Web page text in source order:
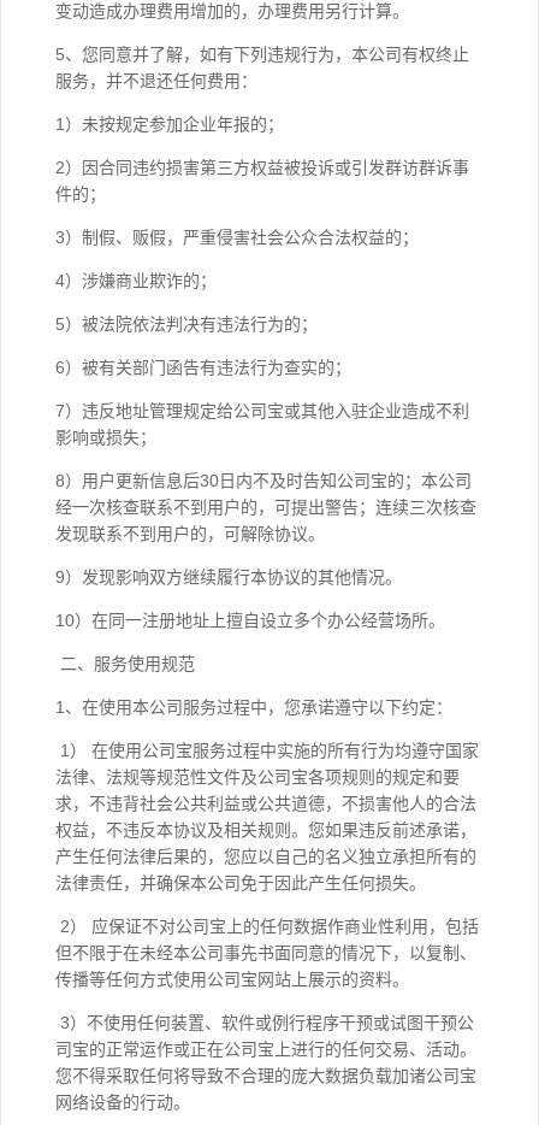
变动造成办理费用增加的，办理费用另行计算。
5、您同意并了解，如有下列违规行为，本公司有权终止
服务，并不退还任何费用：
1）未按规定参加企业年报的；
2）因合同违约损害第三方权益被投诉或引发群访群诉事
件的；
3）制假、贩假，严重侵害社会公众合法权益的；
4）涉嫌商业欺诈的；
5）被法院依法判决有违法行为的；
6）被有关部门函告有违法行为查实的；
7）违反地址管理规定给公司宝或其他入驻企业造成不利
影响或损失；
8）用户更新信息后30日内不及时告知公司宝的；本公司
经一次核查联系不到用户的，可提出警告；连续三次核查
发现联系不到用户的，可解除协议。
9）发现影响双方继续履行本协议的其他情况。
10）在同一注册地址上擅自设立多个办公经营场所。
二、服务使用规范
1、在使用本公司服务过程中，您承诺遵守以下约定：
1） 在使用公司宝服务过程中实施的所有行为均遵守国家
法律、法规等规范性文件及公司宝各项规则的规定和要
求，不违背社会公共利益或公共道德，不损害他人的合法
权益，不违反本协议及相关规则。您如果违反前述承诺，
产生任何法律后果的，您应以自己的名义独立承担所有的
法律责任，并确保本公司免于因此产生任何损失。
2） 应保证不对公司宝上的任何数据作商业性利用，包括
但不限于在未经本公司事先书面同意的情况下，以复制、
传播等任何方式使用公司宝网站上展示的资料。
3）不使用任何装置、软件或例行程序干预或试图干预公
司宝的正常运作或正在公司宝上进行的任何交易、活动。
您不得采取任何将导致不合理的庞大数据负载加诸公司宝
网络设备的行动。